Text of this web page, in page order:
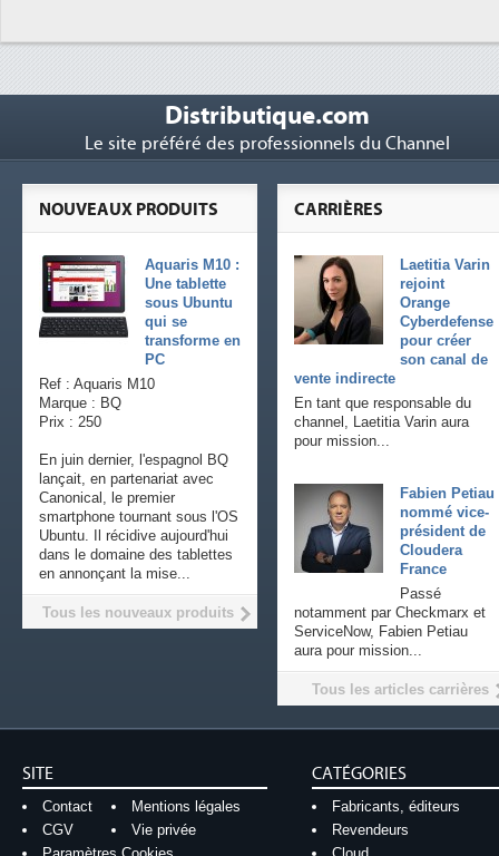
Distributique.com
Le site préféré des professionnels du Channel
CARRIÈRES
Laetitia Varin
rejoint
Orange
Cyberdefense
pour créer
son canal de
vente indirecte
En tant que responsable du
channel, Laetitia Varin aura
pour mission...
Fabien Petiau
nommé vice-
président de
Cloudera
France
Passé
notamment par Checkmarx et
ServiceNow, Fabien Petiau
aura pour mission...
Tous les articles carrières
NOUVEAUX PRODUITS
Aquaris M10 :
Une tablette
sous Ubuntu
qui se
transforme en
PC
Ref : Aquaris M10
Marque : BQ
Prix : 250
En juin dernier, l'espagnol BQ
lançait, en partenariat avec
Canonical, le premier
smartphone tournant sous l'OS
Ubuntu. Il récidive aujourd'hui
dans le domaine des tablettes
en annonçant la mise...
Tous les nouveaux produits
SITE
Contact
Mentions légales
CGV
Vie privée
CATÉGORIES
Fabricants, éditeurs
Revendeurs